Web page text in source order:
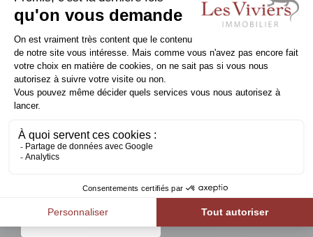
Un projet immobilier en
Contactez-nous